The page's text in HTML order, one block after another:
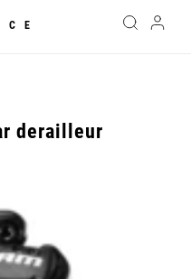
derailleur